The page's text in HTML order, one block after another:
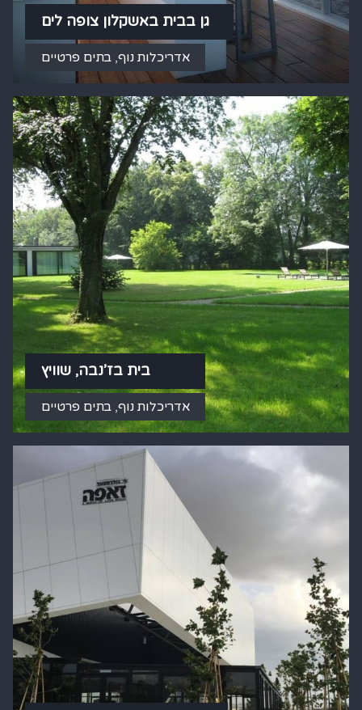
גן בבית באשקלון צופה לים
אדריכלות נוף, בתים פרטיים
בית בז’נבה, שוויץ
אדריכלות נוף, בתים פרטיים